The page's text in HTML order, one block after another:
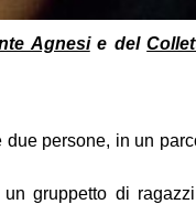
Agnesie del
due persone, in un
un gruppetto di